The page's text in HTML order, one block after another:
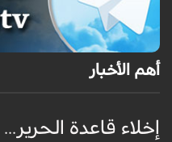
أهم الأخبار
إخلاء قاعدة